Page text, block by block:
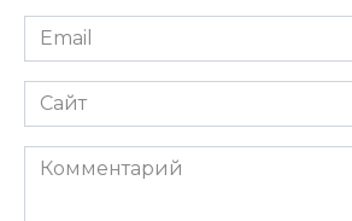
Email
Сайт
Комментарий